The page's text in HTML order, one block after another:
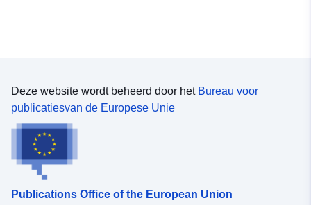
Deze website wordt beheerd door het Bureau voor
publicatiesvan de Europese Unie
Publications Office of the European Union